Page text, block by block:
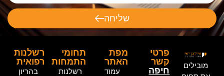
שליחה
מובילים
מפת
האתר
עמוד
תחומי
התמחות
רשלנות
רשלנות
רפואית
בהריון
פרטי
קשר
חיפה